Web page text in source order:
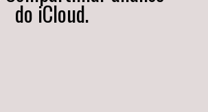
do iCloud.